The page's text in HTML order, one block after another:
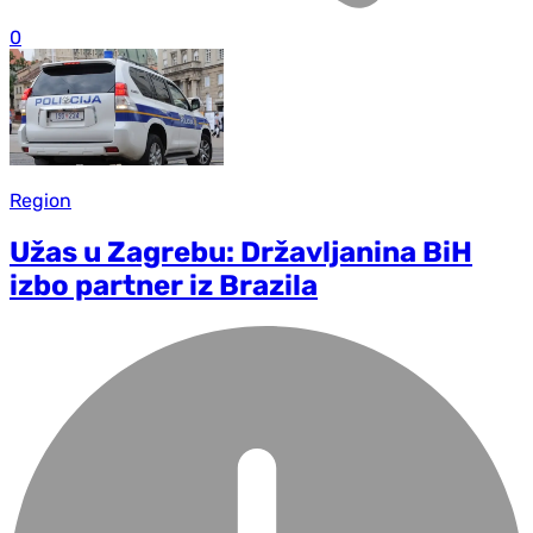
0
Region
Užas u Zagrebu: Državljanina BiH
izbo partner iz Brazila